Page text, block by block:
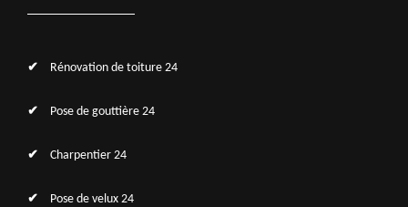
Rénovation de toiture 24
Pose de gouttière 24
Charpentier 24
Pose de velux 24